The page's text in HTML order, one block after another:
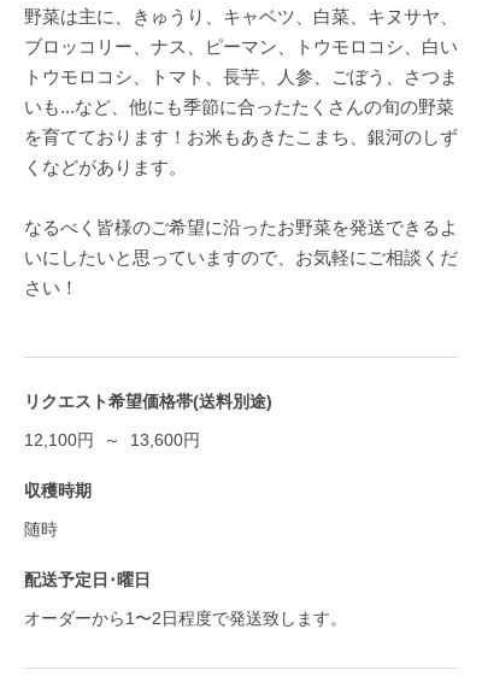
野菜は主に、きゅうり、キャベツ、白菜、キヌサヤ、
ブロッコリー、ナス、ピーマン、トウモロコシ、白い
トウモロコシ、トマト、長芋、人参、ごぼう、さつま
いも...など、他にも季節に合ったたくさんの旬の野菜
を育てております！お米もあきたこまち、銀河のしず
くなどがあります。
なるべく皆様のご希望に沿ったお野菜を発送できるよ
いにしたいと思っていますので、お気軽にご相談くだ
さい！
リクエスト希望価格帯(送料別途)
12,100円 ～ 13,600円
収穫時期
随時
配送予定日･曜日
オーダーから1〜2日程度で発送致します。